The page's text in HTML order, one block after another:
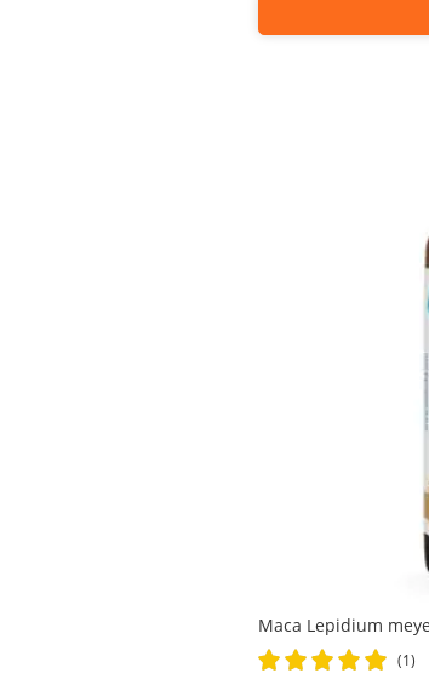
Maca Lepidium
Rating:
(1)